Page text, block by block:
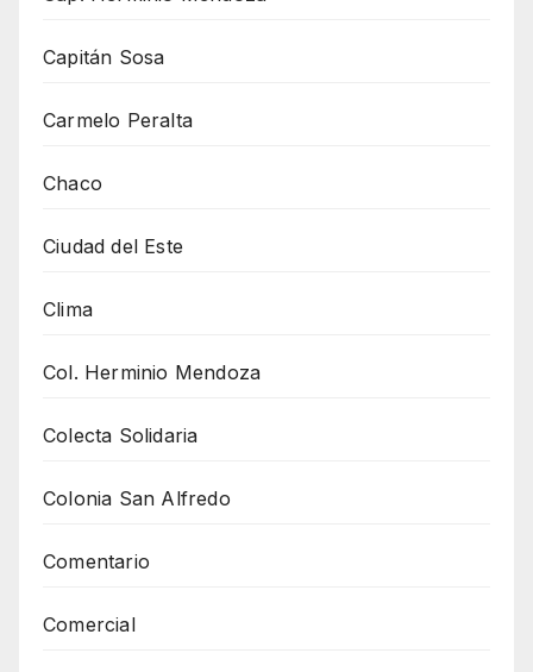
Capitán Sosa
Carmelo Peralta
Chaco
Ciudad del Este
Clima
Col. Herminio Mendoza
Colecta Solidaria
Colonia San Alfredo
Comentario
Comercial